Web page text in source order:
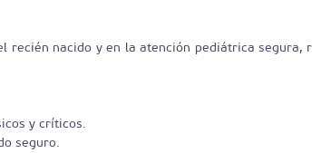
nacido y en la atención pediátrica segura,
y críticos.
seguro.